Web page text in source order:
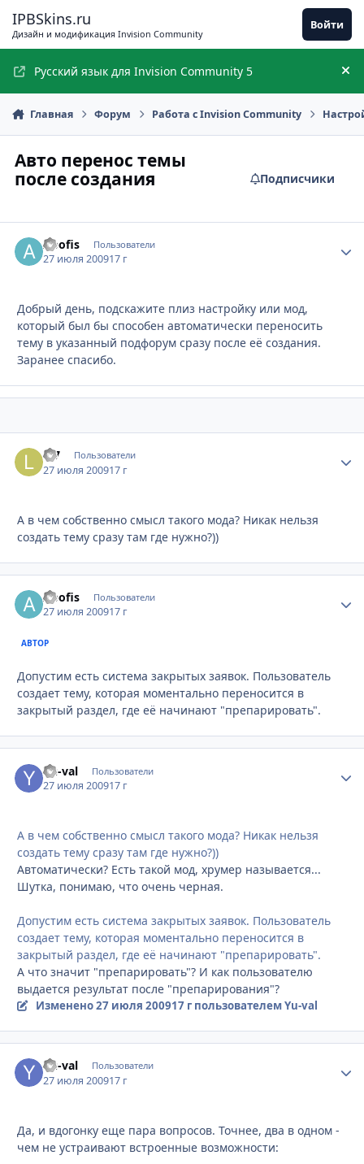
IPBSkins.ru
Дизайн и модификация Invision Community
Войти
Русский язык для Invision Community 5
Главная Форум Работа с Invision Community
Авто перенос темы
после создания
Подписчики
Apofis Пользователи
27 июля 200917 г
Добрый день, подскажите плиз настройку или мод,
который был бы способен автоматически переносить
тему в указанный подфорум сразу после её создания.
Заранее спасибо.
L-7 Пользователи
27 июля 200917 г
А в чем собственно смысл такого мода? Никак нельзя
создать тему сразу там где нужно?))
Apofis Пользователи
27 июля 200917 г
АВТОР
Допустим есть система закрытых заявок. Пользователь
создает тему, которая моментально переносится в
закрытый раздел, где её начинают "препарировать".
Yu-val Пользователи
27 июля 200917 г
А в чем собственно смысл такого мода? Никак нельзя
создать тему сразу там где нужно?))
Автоматически? Есть такой мод, хрумер называется...
Шутка, понимаю, что очень черная.
Допустим есть система закрытых заявок. Пользователь
создает тему, которая моментально переносится в
закрытый раздел, где её начинают "препарировать".
А что значит "препарировать"? И как пользователю
выдается результат после "препарирования"?
Изменено27 июля 200917 гпользователем Yu-val
Yu-val Пользователи
27 июля 200917 г
Да, и вдогонку еще пара вопросов. Точнее, два в одном -
чем не устраивают встроенные возможности: